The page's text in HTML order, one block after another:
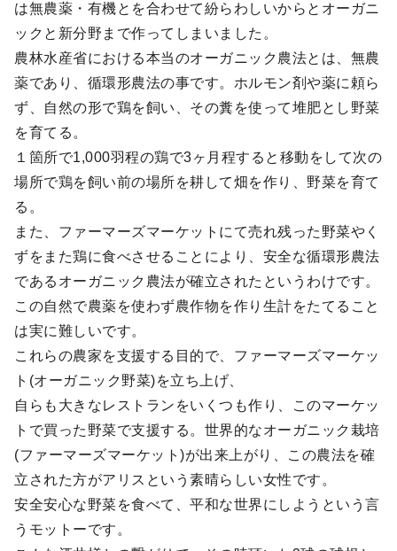
は無農薬・有機とを合わせて紛らわしいからとオーガニ
ックと新分野まで作ってしまいました。
農林水産省における本当のオーガニック農法とは、無農
薬であり、循環形農法の事です。ホルモン剤や薬に頼ら
ず、自然の形で鶏を飼い、その糞を使って堆肥とし野菜
を育てる。
１箇所で1,000羽程の鶏で3ヶ月程すると移動をして次の
場所で鶏を飼い前の場所を耕して畑を作り、野菜を育て
る。
また、ファーマーズマーケットにて売れ残った野菜やく
ずをまた鶏に食べさせることにより、安全な循環形農法
であるオーガニック農法が確立されたというわけです。
この自然で農薬を使わず農作物を作り生計をたてること
は実に難しいです。
これらの農家を支援する目的で、ファーマーズマーケッ
ト(オーガニック野菜)を立ち上げ、
自らも大きなレストランをいくつも作り、このマーケッ
トで買った野菜で支援する。世界的なオーガニック栽培
(ファーマーズマーケット)が出来上がり、この農法を確
立された方がアリスという素晴らしい女性です。
安全安心な野菜を食べて、平和な世界にしようという言
うモットーです。